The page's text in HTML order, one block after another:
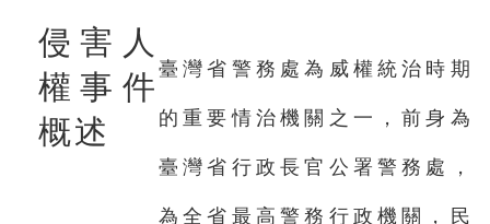
侵害人
權事件
概述
臺灣省警務處為威權統治時期
的重要情治機關之一，前身為
臺灣省行政長官公署警務處，
為全省最高警務行政機關，民